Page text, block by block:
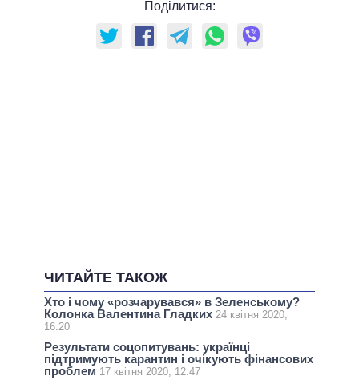
Поділитися:
ЧИТАЙТЕ ТАКОЖ
Хто і чому «розчарувався» в Зеленському?
Колонка Валентина Гладких 24 квітня 2020,
16:20
Результати соцопитувань: українці
підтримують карантин і очікують фінансових
проблем 17 квітня 2020, 12:47